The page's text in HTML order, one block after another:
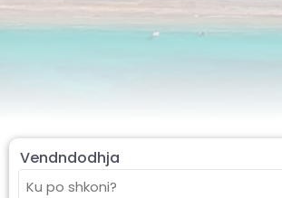
Vendndodhja